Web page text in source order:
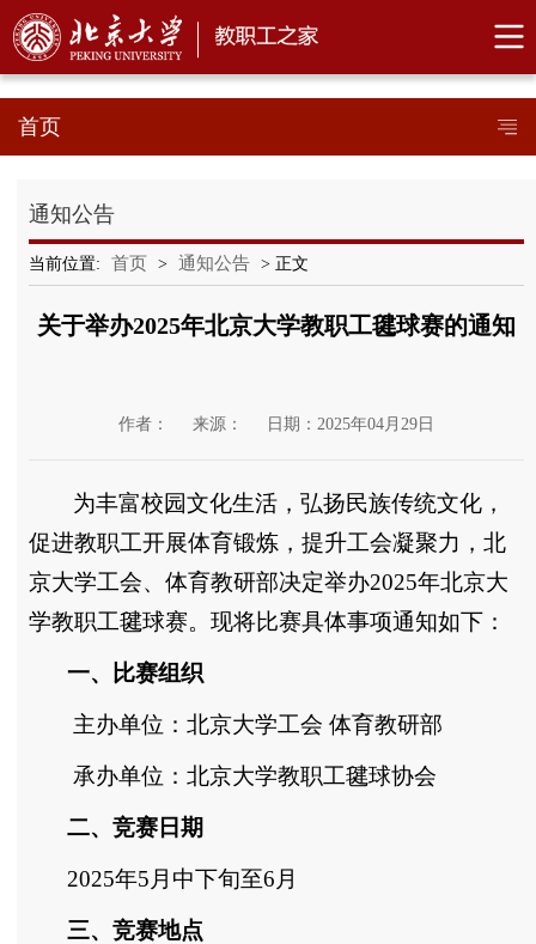
首页
通知公告
当前位置: 首页 > 通知公告 > 正文
关于举办2025年北京大学教职工毽球赛的通知
作者： 来源： 日期：2025年04月29日
为丰富校园文化生活，弘扬民族传统文化，
促进教职工开展体育锻炼，提升工会凝聚力，北
京大学工会、体育教研部决定举办2025年北京大
学教职工毽球赛。现将比赛具体事项通知如下：
一、比赛组织
主办单位：北京大学工会 体育教研部
承办单位：北京大学教职工毽球协会
二、竞赛日期
2025年5月中下旬至6月
三、竞赛地点